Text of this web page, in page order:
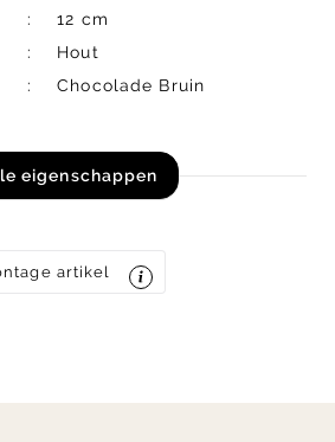
12 cm
Hout
Chocolade Bruin
eigenschappen
artikel